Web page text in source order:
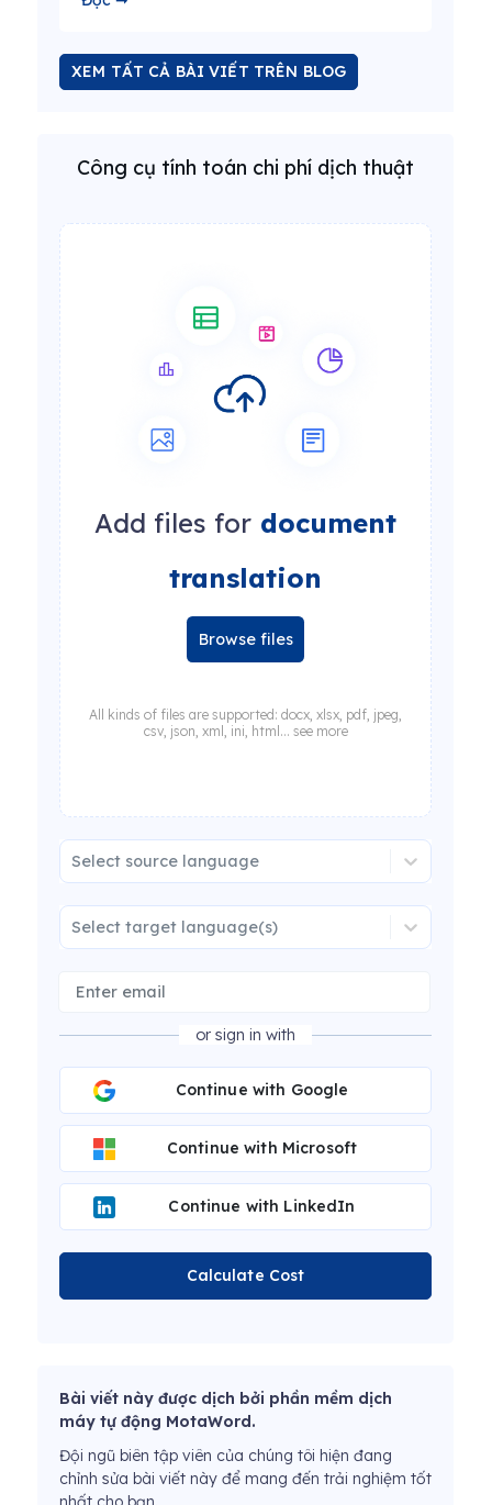
XEM TẤT CẢ BÀI VIẾT TRÊN BLOG
Công cụ tính toán chi phí dịch thuật
Add files for document
translation
Browse files
All kinds of files are supported: docx, xlsx, pdf, jpeg,
csv, json, xml, ini, html... see more
Select source language
Select target language(s)
or sign in with
Continue with Google
Continue with Microsoft
Continue with LinkedIn
Calculate Cost
Bài viết này được dịch bởi phần mềm dịch
máy tự động MotaWord.
Đội ngũ biên tập viên của chúng tôi hiện đang
chỉnh sửa bài viết này để mang đến trải nghiệm tốt